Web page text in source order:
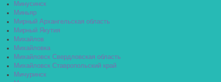
Минусинск
Миньяр
Мирный Архангельская область
Мирный Якутия
Михайлов
Михайловка
Михайловск Свердловская область
Михайловск Ставропольский край
Мичуринск